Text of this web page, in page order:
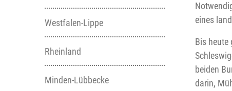
Westfalen-Lippe
Rheinland
Minden-Lübbecke
eines
Bis heute
beiden
darin,